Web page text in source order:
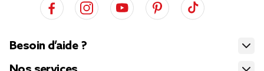
Besoin d’aide ?